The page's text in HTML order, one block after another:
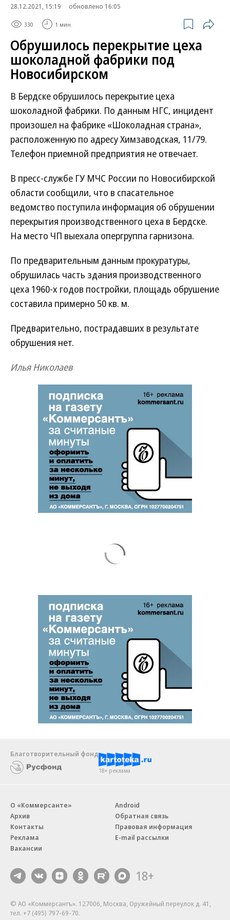
28.12.2021, 15:19
обновлено 16:05
330 1 мин.
Обрушилось перекрытие цеха
шоколадной фабрики под
Новосибирском
В Бердске обрушилось перекрытие цеха
шоколадной фабрики. По данным НГС, инцидент
произошел на фабрике «Шоколадная страна»,
расположенную по адресу Химзаводская, 11/79.
Телефон приемной предприятия не отвечает.
В пресс-службе ГУ МЧС России по Новосибирской
области сообщили, что в спасательное
ведомство поступила информация об обрушении
перекрытия производственного цеха в Бердске.
На место ЧП выехала опергруппа гарнизона.
По предварительным данным прокуратуры,
обрушилась часть здания производственного
цеха 1960-х годов постройки, площадь обрушение
составила примерно 50 кв. м.
Предварительно, пострадавших в результате
обрушения нет.
Илья Николаев
Благотворительный фонд
18+ реклама
О «Коммерсанте»
Архив
Контакты
Реклама
Вакансии
Android
Обратная связь
Правовая информация
E-mail рассылки
18+
© АО «Коммерсантъ». 127006, Москва, Оружейный переулок д. 41,
тел. +7 (495) 797-69-70.